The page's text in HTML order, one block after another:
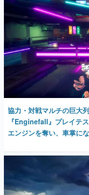
協力・対戦マルチの巨大
『Enginefall』プレイテ
エンジンを奪い、車掌に